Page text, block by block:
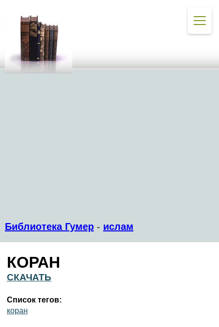
Библиотека Гумер - ислам
КОРАН
СКАЧАТЬ
Список тегов:
коран